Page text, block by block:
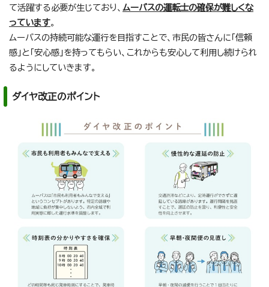
て活躍する必要が生じており、 ムーバスの運転士の確保が難しくな
っています。
ムーバスの持続可能な運行を目指すことで、市民の皆さんに「信頼
感」と「安心感」を持ってもらい、これからも安心して利用し続けられ
るようにしていきます。
ダイヤ改正のポイント